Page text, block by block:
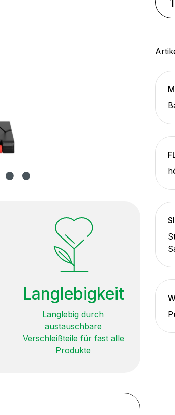
Langlebigkeit
Langlebig durch
austauschbare
Verschleißteile für fast alle
Produkte